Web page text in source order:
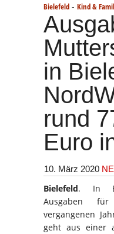
Bielefeld - Kind &
in
rund
Euro
10. März 2020 NE
Bielefeld. In
Ausgaben
vergangenen
geht aus einer